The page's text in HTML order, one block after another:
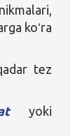
koʻra
tez
yoki